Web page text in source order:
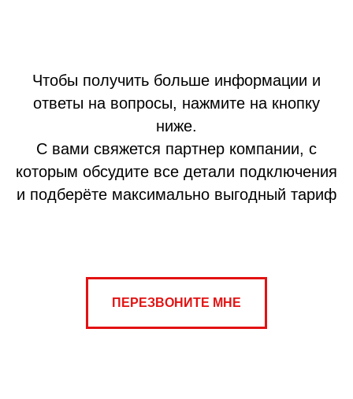
Чтобы получить больше информации и
ответы на вопросы, нажмите на кнопку
ниже.
С вами свяжется партнер компании, с
которым обсудите все детали подключения
и подберёте максимально выгодный тариф
ПЕРЕЗВОНИТЕ МНЕ